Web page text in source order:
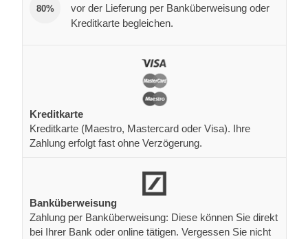
80%
vor der Lieferung per Banküberweisung oder
Kreditkarte begleichen.
Kreditkarte
Kreditkarte (Maestro, Mastercard oder Visa). Ihre
Zahlung erfolgt fast ohne Verzögerung.
Banküberweisung
Zahlung per Banküberweisung: Diese können Sie direkt
bei Ihrer Bank oder online tätigen. Vergessen Sie nicht